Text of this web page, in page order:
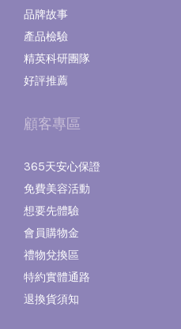
品牌故事
產品檢驗
精英科研團隊
好評推薦
顧客專區
365天安心保證
免費美容活動
想要先體驗
會員購物金
禮物兌換區
特約實體通路
退換貨須知